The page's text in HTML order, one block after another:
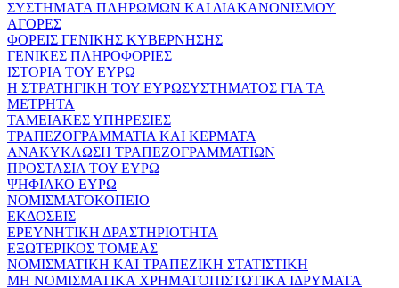
ΣΥΣΤΗΜΑΤΑ ΠΛΗΡΩΜΩΝ ΚΑΙ ΔΙΑΚΑΝΟΝΙΣΜΟΥ
ΑΓΟΡΕΣ
ΦΟΡΕΙΣ ΓΕΝΙΚΗΣ ΚΥΒΕΡΝΗΣΗΣ
ΓΕΝΙΚΕΣ ΠΛΗΡΟΦΟΡΙΕΣ
ΙΣΤΟΡΙΑ ΤΟΥ ΕΥΡΩ
Η ΣΤΡΑΤΗΓΙΚΗ ΤΟΥ ΕΥΡΩΣΥΣΤΗΜΑΤΟΣ ΓΙΑ ΤΑ
ΜΕΤΡΗΤΑ
ΤΑΜΕΙΑΚΕΣ ΥΠΗΡΕΣΙΕΣ
ΤΡΑΠΕΖΟΓΡΑΜΜΑΤΙΑ ΚΑΙ ΚΕΡΜΑΤΑ
ΑΝΑΚΥΚΛΩΣΗ ΤΡΑΠΕΖΟΓΡΑΜΜΑΤΙΩΝ
ΠΡΟΣΤΑΣΙΑ ΤΟΥ ΕΥΡΩ
ΨΗΦΙΑΚΟ ΕΥΡΩ
ΝΟΜΙΣΜΑΤΟΚΟΠΕΙΟ
ΕΚΔΟΣΕΙΣ
ΕΡΕΥΝΗΤΙΚΗ ΔΡΑΣΤΗΡΙΟΤΗΤΑ
ΕΞΩΤΕΡΙΚΟΣ ΤΟΜΕΑΣ
ΝΟΜΙΣΜΑΤΙΚΗ ΚΑΙ ΤΡΑΠΕΖΙΚΗ ΣΤΑΤΙΣΤΙΚΗ
ΜΗ ΝΟΜΙΣΜΑΤΙΚΑ ΧΡΗΜΑΤΟΠΙΣΤΩΤΙΚΑ ΙΔΡΥΜΑΤΑ